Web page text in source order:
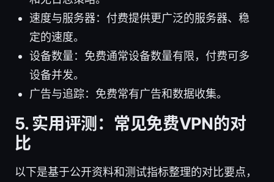
速度与服务器：付费提供更广泛的服务器、稳
定的速度。
设备数量：免费通常设备数量有限，付费可多
设备并发。
广告与追踪：免费常有广告和数据收集。
5. 实用评测：常见免费VPN的对
比
以下是基于公开资料和测试指标整理的对比要点，